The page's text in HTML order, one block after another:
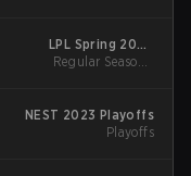
LPL Spring 2024
Regular Season
Regular Season -
NEST 2023 Playoffs
Playoffs